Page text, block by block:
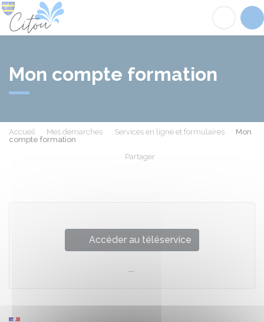
Mon compte formation
Accueil Mes démarches Services en ligne et formulaires
Mon
compte formation
Partager
Accéder au téléservice